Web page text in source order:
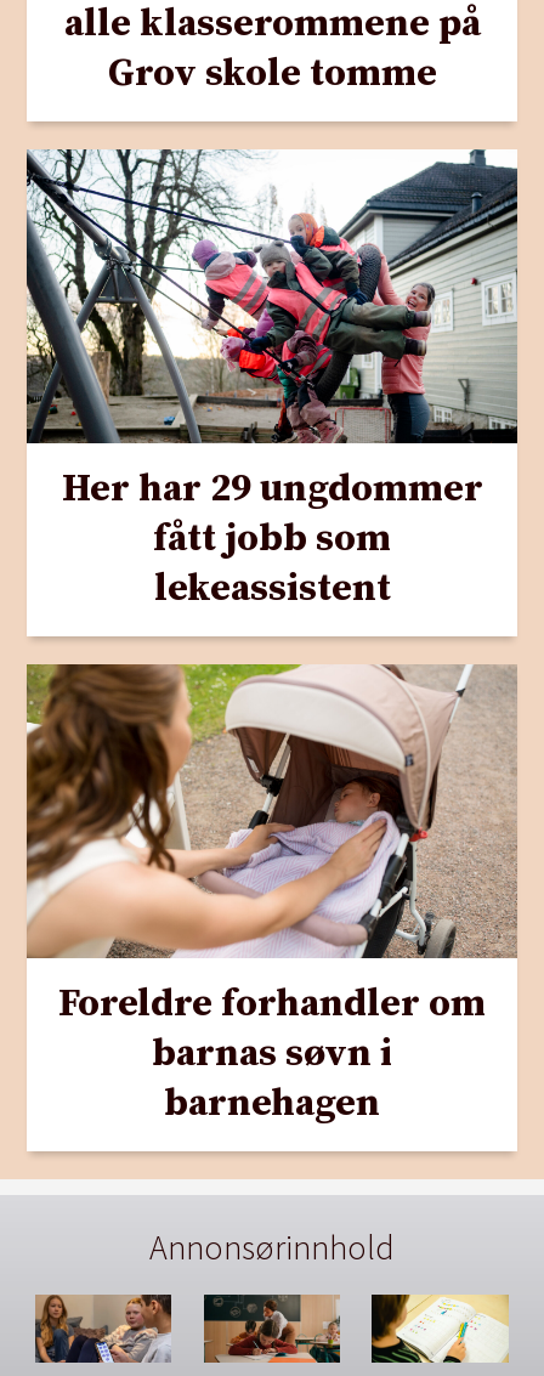
alle klasserommene på
Grov skole tomme
Her har 29 ungdommer
fått jobb som
lekeassistent
Foreldre forhandler om
barnas søvn i
barnehagen
Annonsørinnhold